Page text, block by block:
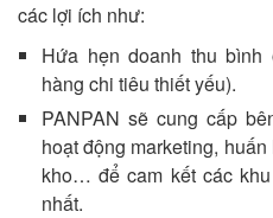
các lợi ích như:
Hứa hẹn doanh thu bình
hàng chi tiêu thiết yếu).
PANPAN sẽ cung cấp
hoạt động marketing,
kho… để cam kết các
nhất.